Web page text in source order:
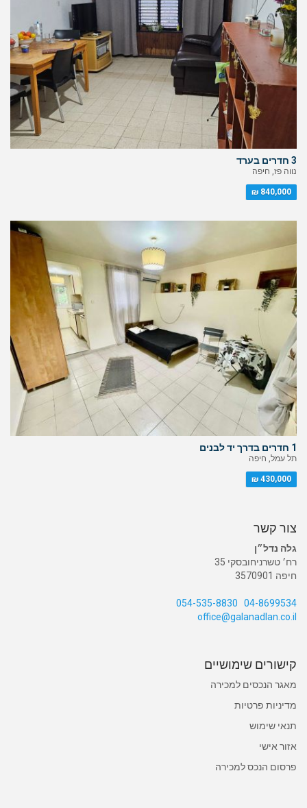
3 חדרים בערד
נווה פז, חיפה
840,000 ₪
1 חדרים בדרך יד לבנים
תל עמל, חיפה
430,000 ₪
צור קשר
גלה נדל״ן
רח׳ טשרניחובסקי 35
חיפה 3570901
04-8699534
054-535-8830
office@galanadlan.co.il
קישורים שימושיים
מאגר הנכסים למכירה
מדיניות פרטיות
תנאי שימוש
אזור אישי
פרסום הנכס למכירה